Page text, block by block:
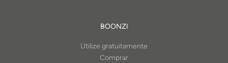
BOONZI
Utilize gratuitamente
Comprar